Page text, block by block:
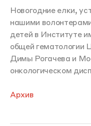
Новогодние елки,
нашими
детей в Институте
общей гематологии
Димы Рогачева и
онкологическом
Архив